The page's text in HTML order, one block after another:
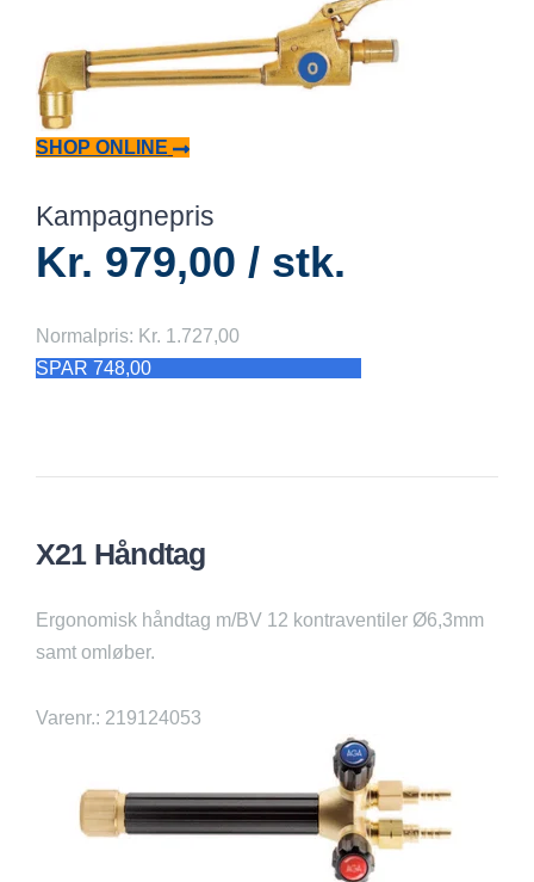
SHOP ONLINE
Kampagnepris
Kr. 979,00 / stk.
Normalpris: Kr. 1.727,00
SPAR 748,00
X21 Håndtag
Ergonomisk håndtag m/BV 12 kontraventiler Ø6,3mm
samt omløber.
Varenr.: 219124053